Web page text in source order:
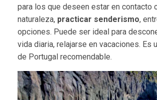
para los que deseen estar en contacto
naturaleza, practicar senderismo,
opciones. Puede ser ideal para
vida diaria, relajarse en vacaciones. Es
de Portugal recomendable.